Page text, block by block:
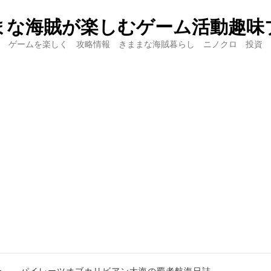
な海賊が楽しむゲーム活動趣味
ゲームを楽しく 攻略情報 きままな海賊暮らし ニノクロ 投資